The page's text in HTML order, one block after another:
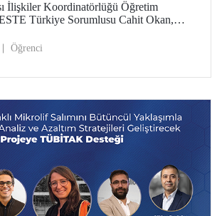
İlişkiler Koordinatörlüğü Öğretim
Türkiye Sorumlusu Cahit Okan,
ABD’de dünyanın önde gelen
Öğrenci